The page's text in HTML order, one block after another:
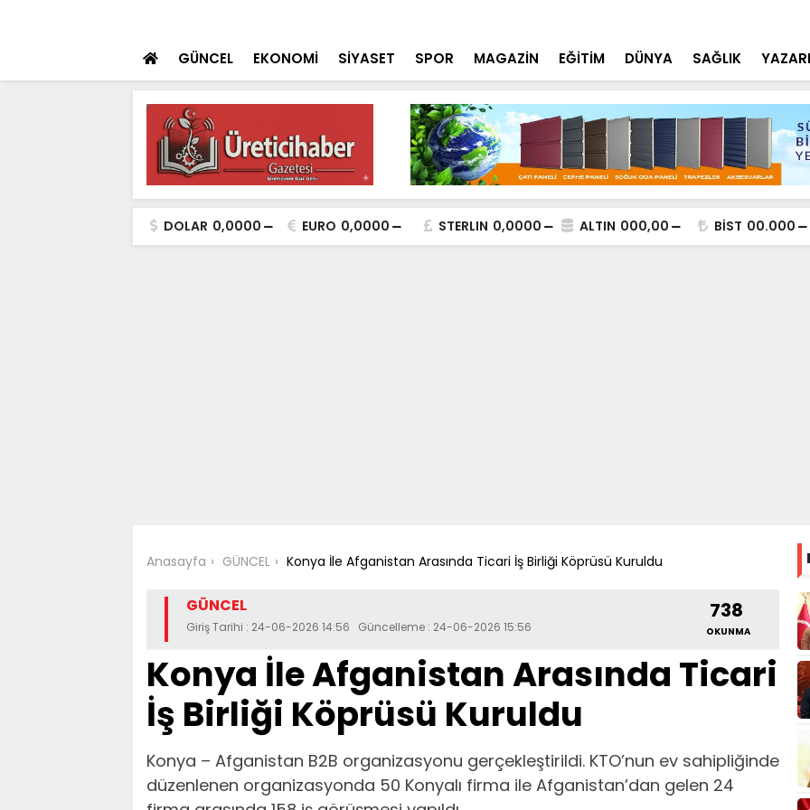
GÜNCEL EKONOMİ SİYASET SPOR MAGAZİN EĞİTİM DÜNYA SAĞLIK
DOLAR 0,0000 EURO 0,0000 STERLIN 0,0000 ALTIN 000,00 BİST 00.000
Anasayfa GÜNCEL Konya İle Afganistan Arasında Ticari İş Birliği Köprüsü Kuruldu
GÜNCEL
Giriş Tarihi : 24-06-2026 14:56 Güncelleme : 24-06-2026 15:56
738
OKUNMA
Konya İle Afganistan Arasında Ticari
İş Birliği Köprüsü Kuruldu
Konya – Afganistan B2B organizasyonu gerçekleştirildi. KTO’nun ev sahipliğinde
düzenlenen organizasyonda 50 Konyalı firma ile Afganistan’dan gelen 24